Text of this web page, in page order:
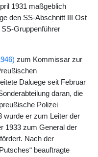
1931 maßgeblich
den SS-Abschnitt III Ost
Gruppenführer
zum Kommissar zur
Daluege seit Februar
daran, die
Polizei
wurde er zum Leiter der
1933 zum General der
Nach der
beauftragte